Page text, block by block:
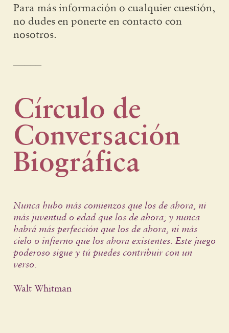
Para más información o cualquier cuestión,
no dudes en ponerte en contacto con
nosotros.
Círculo de
Conversación
Biográfica
Nunca hubo más comienzos que los de ahora, ni
más juventud o edad que los de ahora; y nunca
habrá más perfección que los de ahora, ni más
cielo o infierno que los ahora existentes. Este juego
poderoso sigue y tú puedes contribuir con un
verso.
Walt Whitman